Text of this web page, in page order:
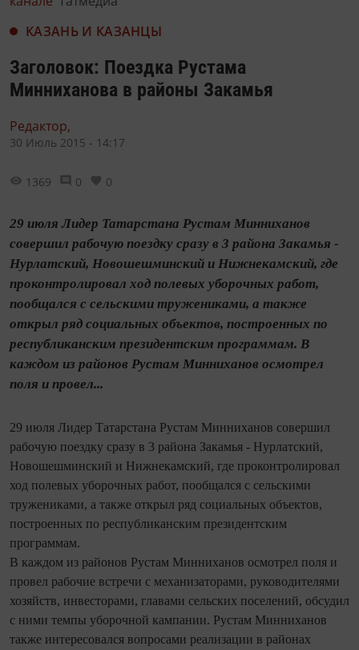
КАЗАНЬ И КАЗАНЦЫ
Заголовок: Поездка Рустама
Минниханова в районы Закамья
Редактор,
30 Июль 2015 - 14:17
1369 0 0
29 июля Лидер Татарстана Рустам Минниханов
совершил рабочую поездку сразу в 3 района Закамья -
Нурлатский, Новошешминский и Нижнекамский, где
проконтролировал ход полевых уборочных работ,
пообщался с сельскими тружениками, а также
открыл ряд социальных объектов, построенных по
республиканским президентским программам. В
каждом из районов Рустам Минниханов осмотрел
поля и провел...
29 июля Лидер Татарстана Рустам Минниханов совершил
рабочую поездку сразу в 3 района Закамья - Нурлатский,
Новошешминский и Нижнекамский, где проконтролировал
ход полевых уборочных работ, пообщался с сельскими
тружениками, а также открыл ряд социальных объектов,
построенных по республиканским президентским
программам.
В каждом из районов Рустам Минниханов осмотрел поля и
провел рабочие встречи с механизаторами, руководителями
хозяйств, инвесторами, главами сельских поселений, обсудил
с ними темпы уборочной кампании. Рустам Минниханов
также интересовался вопросами реализации в районах